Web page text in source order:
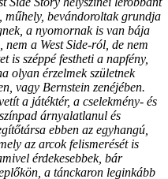
műhely, bevándoroltak grundja
a nyomornak is van bája
nem a West Side-ról, de nem
is széppé festheti a napfény,
olyan érzelmek születnek
vagy Bernstein zenéjében.
a játéktér, a cselekmény- és
árnyalatlanul és
ebben az egyhangú,
az arcok felismerését is
érdekesebbek, bár
a tánckaron leginkább